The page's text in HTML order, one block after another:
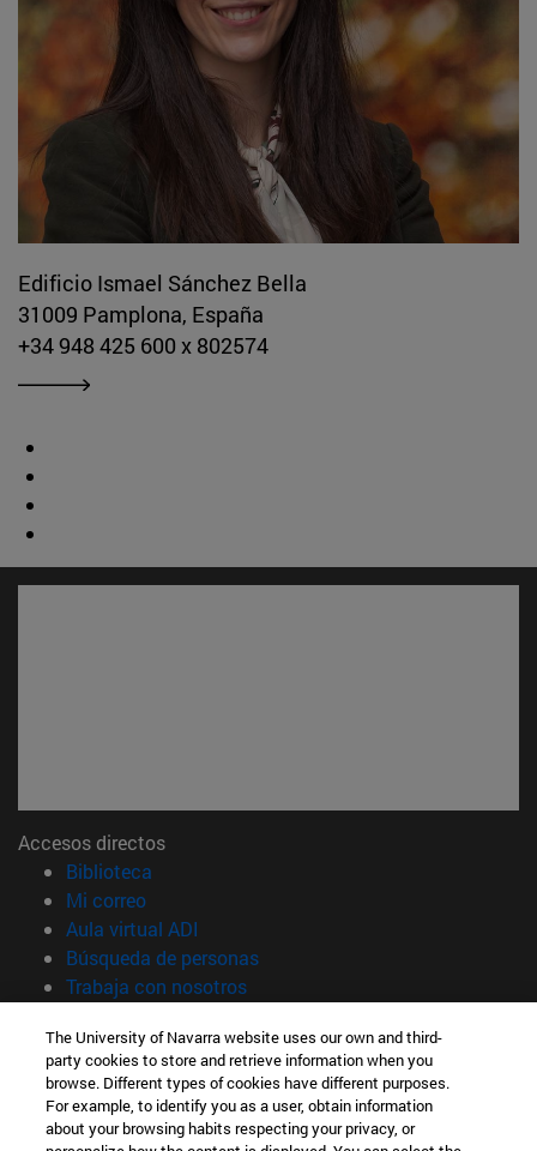
Edificio Ismael Sánchez Bella
31009 Pamplona, España
+34 948 425 600 x 802574
Accesos directos
Biblioteca
Mi correo(abre en nueva ventana)
Aula virtual ADI
Búsqueda de personas(abre en nueva ventana)
Trabaja con nosotros(abre en nueva ventana)
Información
TFNO +34 948 42 56 00
¿QUÉ GRADO TE INTERESA?
¿QUÉ MÁSTER TE INTERESA?
The University of Navarra website uses our own and third-
party cookies to store and retrieve information when you
browse. Different types of cookies have different purposes.
For example, to identify you as a user, obtain information
about your browsing habits respecting your privacy, or